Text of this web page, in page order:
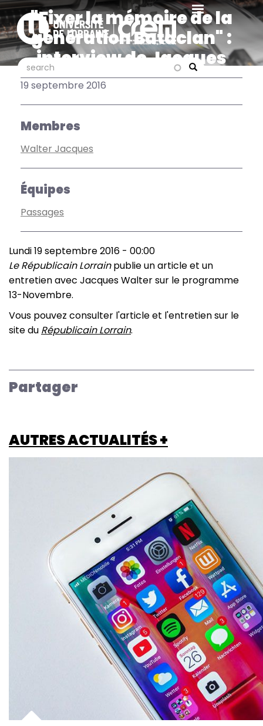
Aller
au
contenu
principal
Search
search search
"Fixer la mémoire de la
génération Bataclan" :
interview de Jacques
Walter par le Républicain
Lorrain
19 septembre 2016
Membres
Walter Jacques
Équipes
Passages
Lundi 19 septembre 2016 - 00:00
Le Républicain Lorrainpublie un article et un
entretien avec Jacques Walter sur le programme
13-Novembre.
Vous pouvez consulter l'article et l'entretien sur le
site du Républicain Lorrain.
Partager
AUTRES ACTUALITÉS +